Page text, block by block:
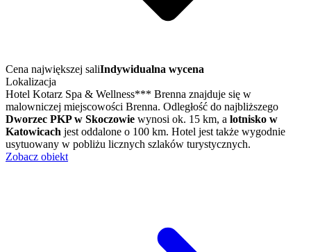
Cena największej saliIndywidualna wycena
Lokalizacja
Hotel Kotarz Spa & Wellness*** Brenna znajduje się w
malowniczej miejscowości Brenna. Odległość do najbliższego
Dworzec PKP w Skoczowie wynosi ok. 15 km, a lotnisko w
Katowicach jest oddalone o 100 km. Hotel jest także wygodnie
usytuowany w pobliżu licznych szlaków turystycznych.
Zobacz obiekt